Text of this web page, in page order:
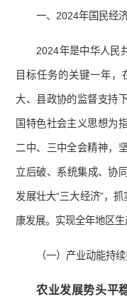
一、2024年国民经
2024年是中华人民
目标任务的关键一年，
大、县政协的监督支持
国特色社会主义思想为
二中、三中全会精神，
立后破、系统集成、协
发展壮大“三大经济”，
康发展。实现全年地区
（一）产业动能持
农业发展势头平